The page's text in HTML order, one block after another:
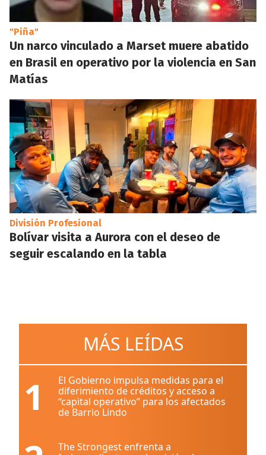
"Piña"
Un narco vinculado a Marset muere abatido
en Brasil en operativo por la violencia en San
Matías
División Profesional
Bolívar visita a Aurora con el deseo de
seguir escalando en la tabla
MÁS LEÍDAS
1
El Gobierno impulsa medidas para el
diferimiento de créditos y acceso a
“capital operativo” para los afectados
de Barrio Lindo
The Strongest enfrenta a